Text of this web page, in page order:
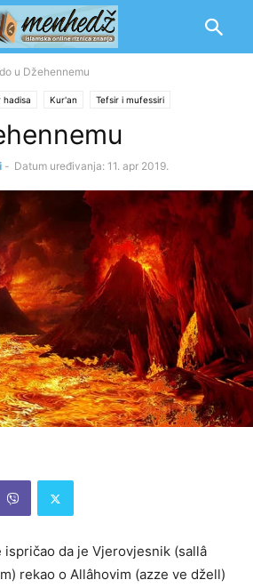
u Džehennemu
hadisa Kur'an Tefsir i mufessiri
- Datum uređivanja: 11. apr 2019.
ispričao da je Vjerovjesnik (sallâ
rekao o Allâhovim (azze ve džell)